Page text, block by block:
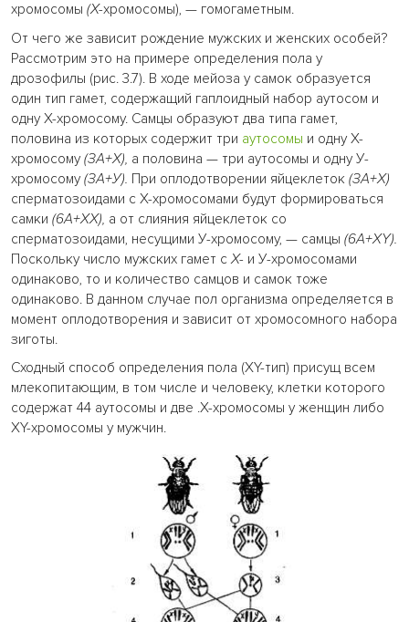
хромосомы (Х-хромосомы), — гомогаметным.
От чего же зависит рождение мужских и женских особей?
Рассмотрим это на примере определения пола у
дрозофилы (рис. 3.7). В ходе мейоза у самок образуется
один тип гамет, содержащий гаплоидный набор аутосом и
одну Х-хромосому. Самцы образуют два типа гамет,
половина из которых содержит три аутосомы и одну Х-
хромосому(ЗА+Х), а половина — три аутосомы и одну У-
хромосому(ЗА+У). При оплодотворении яйцеклеток (ЗА+Х)
сперматозоидами с Х-хромосомами будут формироваться
самки (6А+ХХ), а от слияния яйцеклеток со
сперматозоидами, несущими У-хромосому, — самцы (6A+XY).
Поскольку число мужских гамет сХ- и У-хромосомами
одинаково, то и количество самцов и самок тоже
одинаково. В данном случае пол организма определяется в
момент оплодотворения и зависит от хромосомного набора
зиготы.
Сходный способ определения пола (XY-тип) присущ всем
млекопитающим, в том числе и человеку, клетки которого
содержат 44 аутосомы и две .X-хромосомы у женщин либо
XY-хромосомы у мужчин.